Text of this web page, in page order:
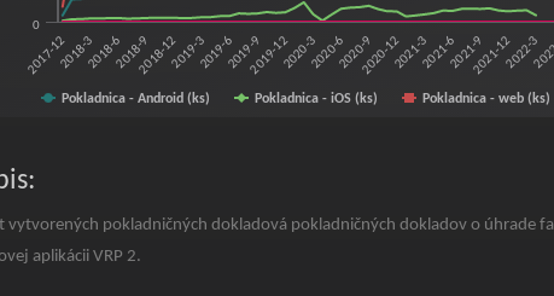
Pokladnica - Android (ks) Pokladnica - iOS (ks) Pokladnica - web (ks)
2017-122018-32018-62018-92018-122019-32019-62019-92019-122020-32020-62020-92020-122021-32021-62021-92021-122022-3
0
vytvorených pokladničných dokladová pokladničných dokladov o úhrade
aplikácii VRP 2.